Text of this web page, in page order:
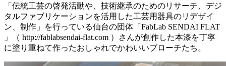
「伝統工芸の啓発活動や、技術継承のためのリサーチ、デジ
タルファブリケーションを活用した工芸用器具のリデザイ
ン、制作」を行っている仙台の団体「FabLab SENDAI FLAT
」（ http://fablabsendai-flat.com ）さんが創作した本漆を丁寧
に塗り重ねて作ったおしゃれでかわいいブローチたち。